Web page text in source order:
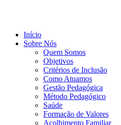
conteúdoInício
Sobre Nós
Quem Somos
Objetivos
Critérios de Inclusão
Como Atuamos
Gestão Pedagógica
Método Pedagógico
Saúde
Formação de Valores
Acolhimento Familiar